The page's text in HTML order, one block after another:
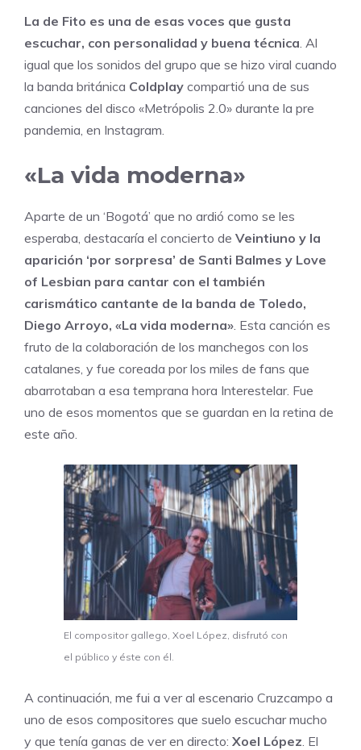
La de Fito es una de esas voces que gusta
escuchar, con personalidad y buena técnica . Al
igual que los sonidos del grupo que se hizo viral cuando
la banda británica Coldplay compartió una de sus
canciones del disco «Metrópolis 2.0» durante la pre
pandemia, en Instagram.
«La vida moderna»
Aparte de un ‘Bogotá’ que no ardió como se les
esperaba, destacaría el concierto de Veintiuno y la
aparición ‘por sorpresa’ de Santi Balmes y Love
of Lesbian para cantar con el también
carismático cantante de la banda de Toledo,
Diego Arroyo, «La vida moderna» . Esta canción es
fruto de la colaboración de los manchegos con los
catalanes, y fue coreada por los miles de fans que
abarrotaban a esa temprana hora Interestelar. Fue
uno de esos momentos que se guardan en la retina de
este año.
El compositor gallego, Xoel López, disfrutó con
el público y éste con él.
A continuación, me fui a ver al escenario Cruzcampo a
uno de esos compositores que suelo escuchar mucho
y que tenía ganas de ver en directo: Xoel López . El